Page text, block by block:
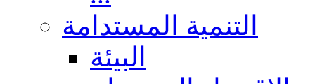
التنمية المستدامة
البيئة